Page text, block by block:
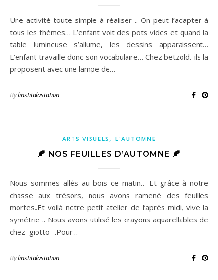
Une activité toute simple à réaliser .. On peut l’adapter à
tous les thèmes… L’enfant voit des pots vides et quand la
table lumineuse s’allume, les dessins apparaissent…
L’enfant travaille donc son vocabulaire… Chez betzold, ils la
proposent avec une lampe de…
Bylinstitalastation
ARTS VISUELS ,L'AUTOMNE
🍂 NOS FEUILLES D’AUTOMNE 🍂
Nous sommes allés au bois ce matin… Et grâce à notre
chasse aux trésors, nous avons ramené des feuilles
mortes..Et voilà notre petit atelier de l’après midi, vive la
symétrie .. Nous avons utilisé les crayons aquarellables de
chez giotto ..Pour…
Bylinstitalastation